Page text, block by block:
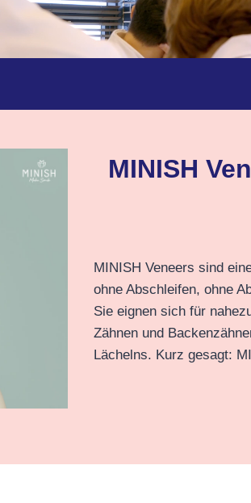
MINISH
MINISH Veneers sind
ohne Abschleifen, ohne
Sie eignen sich für
Zähnen und
Lächelns. Kurz gesagt: